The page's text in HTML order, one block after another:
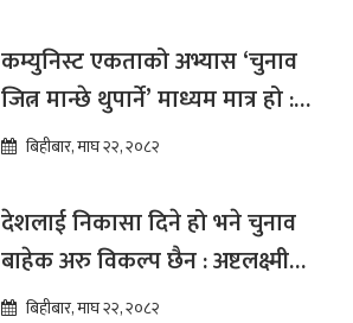
कम्युनिस्ट एकताको अभ्यास ‘चुनाव
जित्न मान्छे थुपार्ने’ माध्यम मात्र हो :
विप्लव
बिहीबार, माघ २२, २०८२
देशलाई निकासा दिने हो भने चुनाव
बाहेक अरु विकल्प छैन : अष्टलक्ष्मी
शाक्यबिहीबार, माघ २२, २०८२